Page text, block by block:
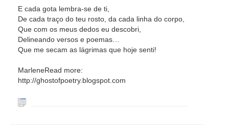
E cada gota lembra-se de ti,
De cada traço do teu rosto, da cada linha do corpo,
Que com os meus dedos eu descobri,
Delineando versos e poemas…
Que me secam as lágrimas que hoje senti!
MarleneRead more:
http://ghostofpoetry.blogspot.com